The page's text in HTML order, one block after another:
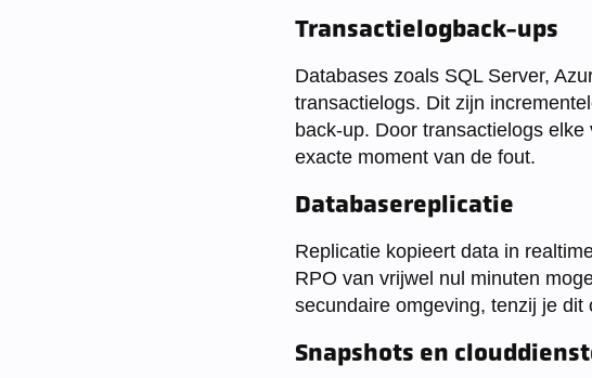
Transactielogback-ups
Databases zoals SQL Server,
transactielogs. Dit zijn
back-up. Door transactielogs
exacte moment van de fout.
Databasereplicatie
Replicatie kopieert data in
RPO van vrijwel nul minuten
secundaire omgeving, tenzij je
Snapshots en